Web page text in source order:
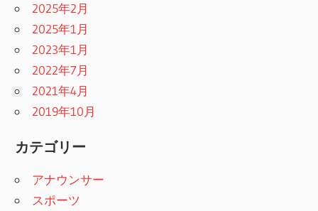
2025年2月
2025年1月
2023年1月
2022年7月
2021年4月
2019年10月
カテゴリー
アナウンサー
スポーツ